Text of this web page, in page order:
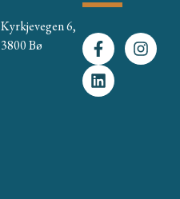
Kyrkjevegen 6,
3800 Bø